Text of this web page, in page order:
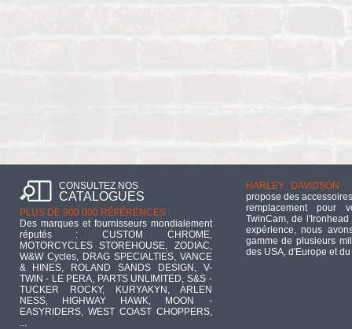
CONSULTEZ NOS
CATALOGUES
PLUS DE 900 000 RÉFÉRENCES :
Des marques et fournisseurs mondialement
réputés : CUSTOM CHROME,
MOTORCYCLES STOREHOUSE, ZODIAC,
W&W Cycles, DRAG SPECIALTIES, VANCE
& HINES, ROLAND SANDS DESIGN, V-
TWIN - LE PERA, PARTS UNLIMITED, S&S -
TUCKER ROCKY, KURYAKYN, ARLEN
NESS, HIGHWAY HAWK, MOON -
EASYRIDERS, WEST COAST CHOPPERS,
...
HARLEY DAVIDSON :
propose des
remplacement pour
TwinCam, de
expérience, nous
gamme de plusieurs
des USA, d'Europe et